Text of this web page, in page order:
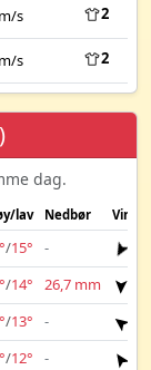
s 2
s 2
dag.
lav Nedbør Vind
/15° -
/14° 26,7 mm
/13° -
/12° -